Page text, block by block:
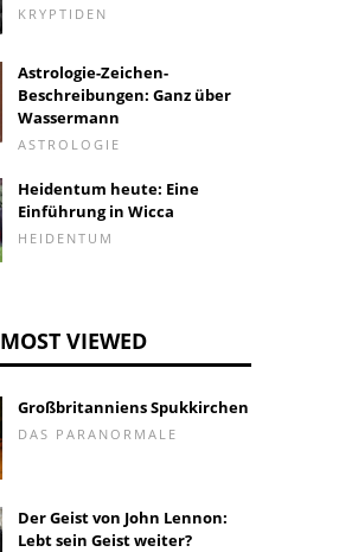
KRYPTIDEN
Astrologie-Zeichen-
Beschreibungen: Ganz über
Wassermann
ASTROLOGIE
Heidentum heute: Eine
Einführung in Wicca
HEIDENTUM
MOST VIEWED
Großbritanniens Spukkirchen
DAS PARANORMALE
Der Geist von John Lennon:
Lebt sein Geist weiter?